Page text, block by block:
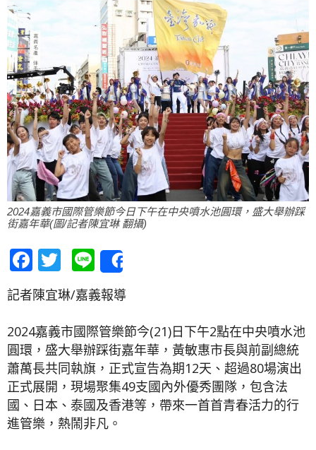
2024嘉義市國際管樂節今日下午在中央噴水池圓環，盛大舉辦踩
街嘉年華(圖/記者陳宜琳 翻攝)
Facebook
Twitter
Line
記者陳宜琳/嘉義報導
2024嘉義市國際管樂節今(21)日下午2點在中央噴水池
圓環，盛大舉辦踩街嘉年華，黃敏惠市長與前副總統
蕭萬長共同執旗，正式宣告為期12天、超過80場演出
正式展開，現場聚集49支國內外優秀團隊，包含法
國、日本、泰國及香港等，帶來一首首青春活力的行
進管樂，熱鬧非凡。